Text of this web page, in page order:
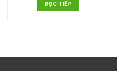
ĐỌC TIẾP